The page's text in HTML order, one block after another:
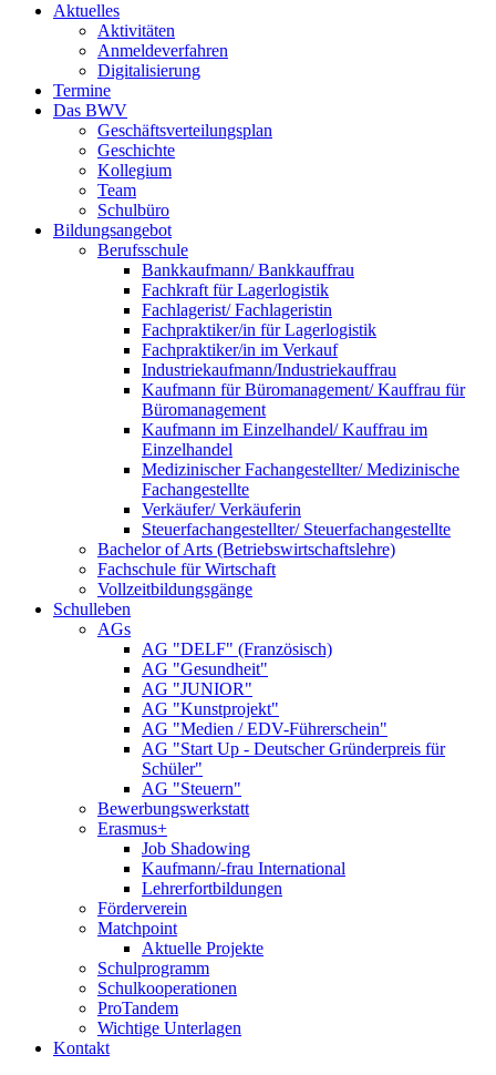
Aktuelles
Aktivitäten
Anmeldeverfahren
Digitalisierung
Termine
Das BWV
Geschäftsverteilungsplan
Geschichte
Kollegium
Team
Schulbüro
Bildungsangebot
Berufsschule
Bankkaufmann/ Bankkauffrau
Fachkraft für Lagerlogistik
Fachlagerist/ Fachlageristin
Fachpraktiker/in für Lagerlogistik
Fachpraktiker/in im Verkauf
Industriekaufmann/Industriekauffrau
Kaufmann für Büromanagement/ Kauffrau für
Büromanagement
Kaufmann im Einzelhandel/ Kauffrau im
Einzelhandel
Medizinischer Fachangestellter/ Medizinische
Fachangestellte
Verkäufer/ Verkäuferin
Steuerfachangestellter/ Steuerfachangestellte
Bachelor of Arts (Betriebswirtschaftslehre)
Fachschule für Wirtschaft
Vollzeitbildungsgänge
Schulleben
AGs
AG "DELF" (Französisch)
AG "Gesundheit"
AG "JUNIOR"
AG "Kunstprojekt"
AG "Medien / EDV-Führerschein"
AG "Start Up - Deutscher Gründerpreis für
Schüler"
AG "Steuern"
Bewerbungswerkstatt
Erasmus+
Job Shadowing
Kaufmann/-frau International
Lehrerfortbildungen
Förderverein
Matchpoint
Aktuelle Projekte
Schulprogramm
Schulkooperationen
ProTandem
Wichtige Unterlagen
Kontakt